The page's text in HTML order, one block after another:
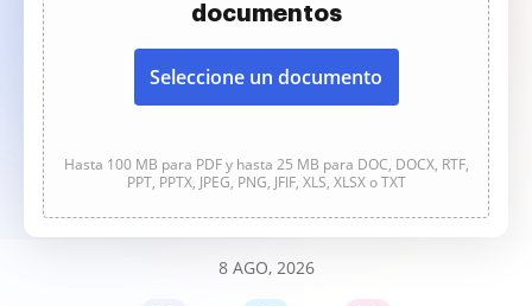
documentos
Seleccione un documento
Hasta 100 MB para PDF y hasta 25 MB para DOC, DOCX, RTF,
PPT, PPTX, JPEG, PNG, JFIF, XLS, XLSX o TXT
8 AGO, 2026